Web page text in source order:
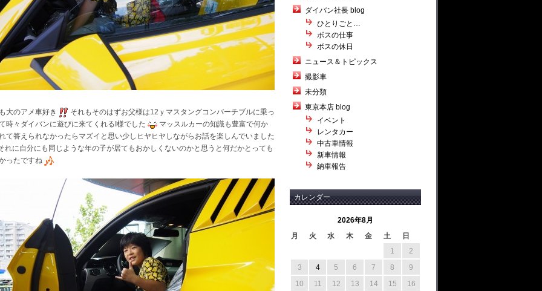
大のアメ車好き
それもそのはずお父様は12ｙマスタングコンバーチブルに乗っ
時々ダイバンに遊びに来てくれるI様でした
マッスルカーの知識も豊富で何か
て答えられなかったらマズイと思い少しヒヤヒヤしながらお話を楽しんでいました
れに自分にも同じような年の子が居てもおかしくないのかと思うと何だかとっても
ったですね
ダイバン社長 blog
ひとりごと…
ボスの仕事
ボスの休日
ニュース＆トピックス
撮影車
未分類
東京本店 blog
イベント
レンタカー
中古車情報
新車情報
納車報告
カレンダー
2026年8月
月
火 水 木 金 土
日
1
2
3
4 5 6 7 8
9
10
11 12 13 14 15
16